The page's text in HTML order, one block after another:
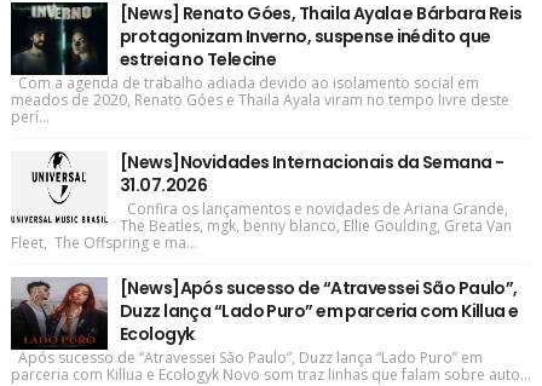
[News] Renato Góes, Thaila Ayala e Bárbara Reis
protagonizam Inverno, suspense inédito que
estreia no Telecine
Com a agenda de trabalho adiada devido ao isolamento social em
meados de 2020, Renato Góes e Thaila Ayala viram no tempo livre deste
perí...
[News]Novidades Internacionais da Semana -
31.07.2026
Confira os lançamentos e novidades de Ariana Grande,
The Beatles, mgk, benny blanco, Ellie Goulding, Greta Van
Fleet, The Offspring e ma...
[News]Após sucesso de “Atravessei São Paulo”,
Duzz lança “Lado Puro” em parceria com Killua e
Ecologyk
Após sucesso de “Atravessei São Paulo”, Duzz lança “Lado Puro” em
parceria com Killua e Ecologyk Novo som traz linhas que falam sobre auto...